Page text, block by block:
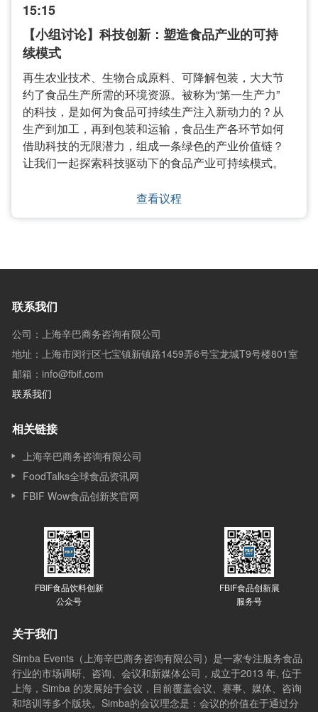
15:15
【小组讨论】科技创新：塑造食品产业的可持
续模式
再生农业技术、生物合成原料、可降解包装，大大节
约了食品生产所需的环境资源。被称为“第一生产力”
的科技，是如何为食品可持续生产注入新动力的？从
生产到加工，再到包装和运输，食品生产各环节如何
借助科技的无限潜力，组成一条绿色的产业价值链？
让我们一起探索科技驱动下的食品产业可持续模式。
查看议程
联系我们
公司：上海辛巴商务咨询有限公司
地址：上海市闵行区七宝镇新镇路1459弄6号宝龙城T9号楼801室
邮箱：info@fbif.com
联系我们
相关链接
上海辛巴商务咨询有限公司
FoodTalks全球食品资讯网
FBIF Wow食品创新奖官网
FBIF食品饮料创新
公众号
FBIF食品创新展
服务号
关于我们
Simba Events（上海辛巴商务咨询有限公司）是一家专注服务食品
行业的市场调研、咨询、会议和新媒体公司，成立于2013 年, 位于
上海，Simba 的发展始于会议，目前覆盖会议、赛事、媒体、咨询
和培训等多个版块。Simba的会议理念是：会议的价值在于通过分